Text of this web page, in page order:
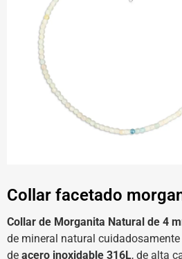
Collar facetado
Collar de Morganita Natural de 4
de mineral natural
de acero inoxidable 316L, de alta